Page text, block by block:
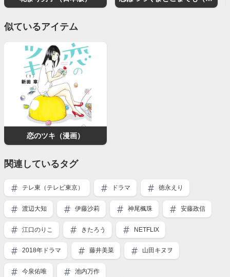
似ているアイテム
恋のツキ（漫画）
関連しているタグ
テレ東（テレビ東京） ドラマ 徳永えり
渡辺大知 伊藤沙莉 神尾楓珠 安藤政信
江口のりこ きたろう NETFLIX
2018年ドラマ 藤井美菜 山田キヌヲ
今泉佑唯
池内万作